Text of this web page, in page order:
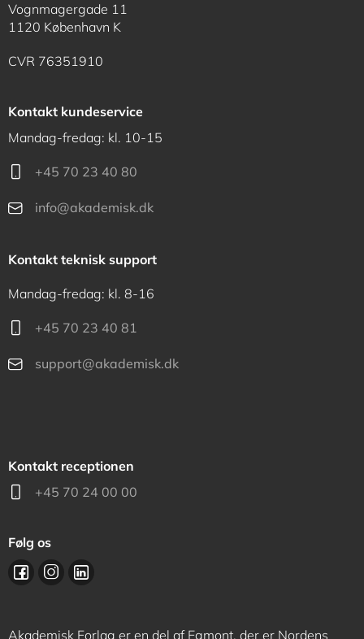
Vognmagergade 11
1120 København K
CVR 76351910
Kontakt kundeservice
Mandag-fredag: kl. 10-15
+45 70 23 40 80
info@akademisk.dk
Kontakt teknisk support
Mandag-fredag: kl. 8-16
+45 70 23 40 81
support@akademisk.dk
Kontakt receptionen
+45 70 24 00 00
Følg os
Akademisk Forlag er en del af Egmont, der er Nordens